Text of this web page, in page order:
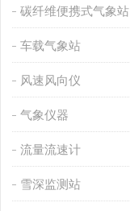
碳纤维便携式气象站
车载气象站
风速风向仪
气象仪器
流量流速计
雪深监测站